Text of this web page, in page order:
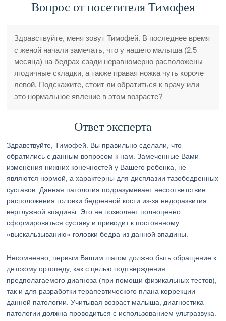
Вопрос от посетителя Тимофея
Здравствуйте, меня зовут Тимофей. В последнее время
с женой начали замечать, что у нашего малыша (2.5
месяца) на бедрах сзади неравномерно расположены
ягодичные складки, а также правая ножка чуть короче
левой. Подскажите, стоит ли обратиться к врачу или
это нормальное явление в этом возрасте?
Ответ эксперта
Здравствуйте, Тимофей. Вы правильно сделали, что
обратились с данным вопросом к нам. Замеченные Вами
изменения нижних конечностей у Вашего ребенка, не
являются нормой, а характерны для дисплазии тазобедренных
суставов. Данная патология подразумевает несоответствие
расположения головки бедренной кости из-за недоразвития
вертлужной впадины. Это не позволяет полноценно
сформироваться суставу и приводит к постоянному
«выскальзыванию» головки бедра из данной впадины.
Несомненно, первым Вашим шагом должно быть обращение к
детскому ортопеду, как с целью подтверждения
предполагаемого диагноза (при помощи физикальных тестов),
так и для разработки терапевтического плана коррекции
данной патологии. Учитывая возраст малыша, диагностика
патологии должна проводиться с использованием ультразвука.